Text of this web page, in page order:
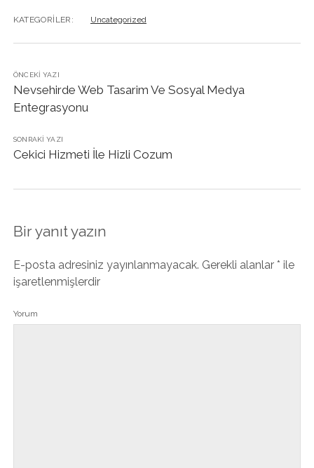
KATEGORILER: Uncategorized
ÖNCEKI YAZI
Nevsehirde Web Tasarim Ve Sosyal Medya
Entegrasyonu
SONRAKI YAZI
Cekici Hizmeti İle Hizli Cozum
Bir yanıt yazın
E-posta adresiniz yayınlanmayacak. Gerekli alanlar * ile
işaretlenmişlerdir
Yorum